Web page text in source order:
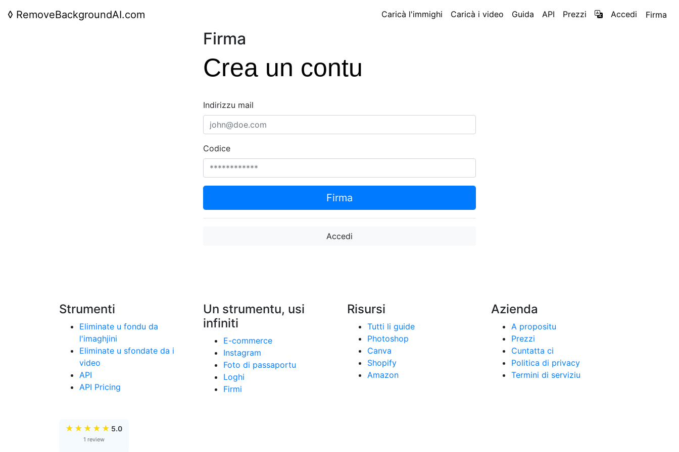
◊ RemoveBackgroundAI.com Caricà l'immighi Caricà i video Guida API Prezzi Accedi Firma
Firma
Crea un contu
Indirizzu mail
Codice
Firma
Accedi
Strumenti
Eliminate u fondu da
l'imaghjini
Eliminate u sfondate da i
video
API
API Pricing
Un strumentu, usi
infiniti
E-commerce
Instagram
Foto di passaportu
Loghi
Firmi
Risursi
Tutti li guide
Photoshop
Canva
Shopify
Amazon
Azienda
A propositu
Prezzi
Cuntatta ci
Politica di privacy
Termini di serviziu
★ ★ ★ ★ ★ 5.0
1 review